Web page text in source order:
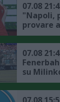
07.08
"Napoli,
provare
dettagli"
07.08
su